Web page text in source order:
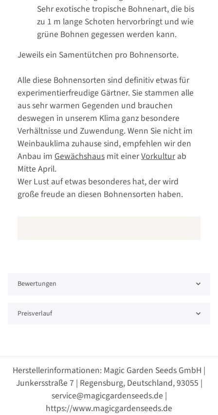
Sehr exotische tropische Bohnenart, die bis
zu 1 m lange Schoten hervorbringt und wie
grüne Bohnen gegessen werden kann.
Jeweils ein Samentütchen pro Bohnensorte.
Alle diese Bohnensorten sind definitiv etwas für
experimentierfreudige Gärtner. Sie stammen alle
aus sehr warmen Gegenden und brauchen
deswegen in unserem Klima ganz besondere
Verhältnisse und Zuwendung. Wenn Sie nicht im
Weinbauklima zuhause sind, empfehlen wir den
Anbau im Gewächshaus mit einerVorkultur ab
Mitte April.
Wer Lust auf etwas besonderes hat, der wird
große freude an diesen Bohnensorten haben.
Bewertungen
Preisverlauf
Herstellerinformationen: Magic Garden Seeds GmbH |
Junkersstraße 7 | Regensburg, Deutschland, 93055 |
service@magicgardenseeds.de |
https://www.magicgardenseeds.de